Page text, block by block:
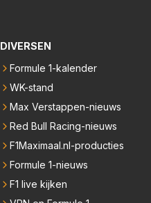
DIVERSEN
Formule 1-kalender
WK-stand
Max Verstappen-nieuws
Red Bull Racing-nieuws
F1Maximaal.nl-producties
Formule 1-nieuws
F1 live kijken